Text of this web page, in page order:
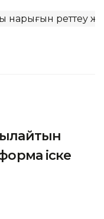
нарығын реттеу
іске